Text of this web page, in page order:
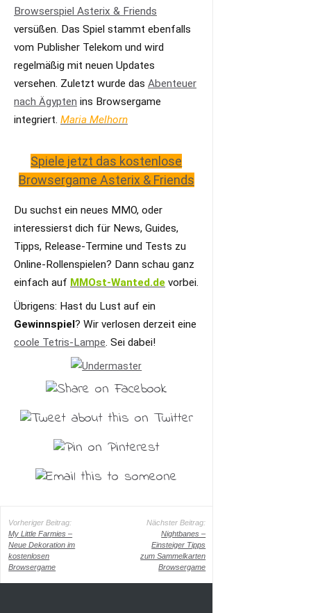
Browserspiel Asterix & Friends
versüßen. Das Spiel stammt ebenfalls
vom Publisher Telekom und wird
regelmäßig mit neuen Updates
versehen. Zuletzt wurde das Abenteuer
nach Ägypten ins Browsergame
integriert. Maria Melhorn
Spiele jetzt das kostenlose
Browsergame Asterix & Friends
Du suchst ein neues MMO, oder
interessierst dich für News, Guides,
Tipps, Release-Termine und Tests zu
Online-Rollenspielen? Dann schau ganz
einfach auf MMOst-Wanted.de vorbei.
Übrigens: Hast du Lust auf ein
Gewinnspiel? Wir verlosen derzeit eine
coole Tetris-Lampe. Sei dabei!
Vorheriger Beitrag:
My Little Farmies –
Neue Dekoration im
kostenlosen
Browsergame
Nächster Beitrag:
Nightbanes –
Einsteiger Tipps
zum Sammelkarten
Browsergame